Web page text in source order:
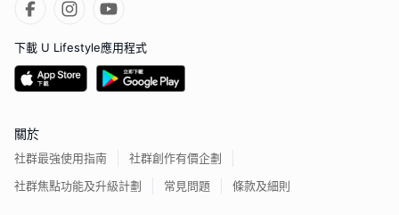
下載 U Lifestyle應用程式
關於
社群最強使用指南
社群創作有價企劃
社群焦點功能及升級計劃
常見問題 條款及細則